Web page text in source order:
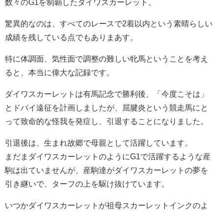
数々のG1を制覇したダイワスカーレット。
驚異的なのは、すべてのレースで2着以内という素晴らしい
成績を残している点でもありまあす。
特に体調面、気性面で調整の難しい牝馬ということを考え
ると、本当に偉大な記録です。
ダイワスカーレットは有馬記念で勝利後、「今度こそは」
とドバイ遠征を計画しましたが、屈腱炎という競走馬にと
って致命的な怪我を発症し、引退することになりました。
引退後は、生まれ故郷で母親として活躍しています。
まだまダイワスカーレットのようにG1で活躍するような産
駒は出ていませんが、産駒達がダイワスカーレットの夢を
引き継いで、ターフの上を駆け抜けています。
いつかダイワスカーレットが祖母スカーレットインクのよ